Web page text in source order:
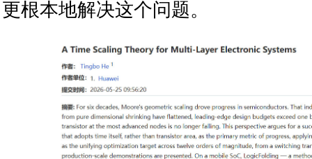
更根本地解决这个问题。